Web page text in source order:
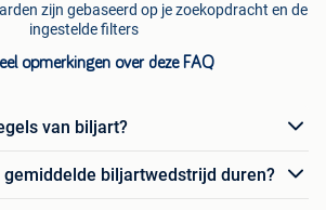
zijn gebaseerd op je zoekopdracht en de
ingestelde filters
opmerkingen over deze FAQ
van biljart?
gemiddelde biljartwedstrijd duren?